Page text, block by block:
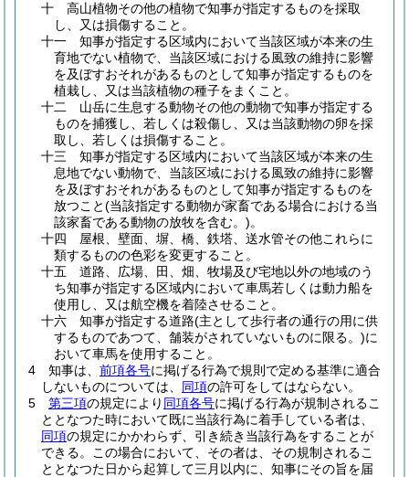
十
高山植物その他の植物で知事が指定するものを採取
し、又は損傷すること。
十一
知事が指定する区域内において当該区域が本来の生
育地でない植物で、当該区域における風致の維持に影響
を及ぼすおそれがあるものとして知事が指定するものを
植栽し、又は当該植物の種子をまくこと。
十二
山岳に生息する動物その他の動物で知事が指定する
ものを捕獲し、若しくは殺傷し、又は当該動物の卵を採
取し、若しくは損傷すること。
十三
知事が指定する区域内において当該区域が本来の生
息地でない動物で、当該区域における風致の維持に影響
を及ぼすおそれがあるものとして知事が指定するものを
放つこと(当該指定する動物が家畜である場合における当
該家畜である動物の放牧を含む。)。
十四
屋根、壁面、塀、橋、鉄塔、送水管その他これらに
類するものの色彩を変更すること。
十五
道路、広場、田、畑、牧場及び宅地以外の地域のう
ち知事が指定する区域内において車馬若しくは動力船を
使用し、又は航空機を着陸させること。
十六
知事が指定する道路(主として歩行者の通行の用に供
するものであつて、舗装がされていないものに限る。)に
おいて車馬を使用すること。
4
知事は、 前項各号に掲げる行為で規則で定める基準に適合
しないものについては、 同項の許可をしてはならない。
5
第三項の規定により 同項各号に掲げる行為が規制されるこ
ととなつた時において既に当該行為に着手している者は、
同項の規定にかかわらず、引き続き当該行為をすることが
できる。
この場合において、その者は、その規制されるこ
ととなつた日から起算して三月以内に、知事にその旨を届